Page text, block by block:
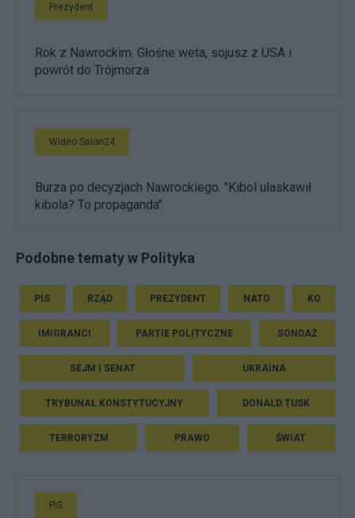
Prezydent
Rok z Nawrockim. Głośne weta, sojusz z USA i
powrót do Trójmorza
Wideo Salon24
Burza po decyzjach Nawrockiego. "Kibol ułaskawił
kibola? To propaganda"
Podobne tematy w Polityka
PIS RZĄD PREZYDENT NATO KO
IMIGRANCI PARTIE POLITYCZNE SONDAŻ
SEJM I SENAT UKRAINA
TRYBUNAŁ KONSTYTUCYJNY DONALD TUSK
TERRORYZM PRAWO ŚWIAT
PiS